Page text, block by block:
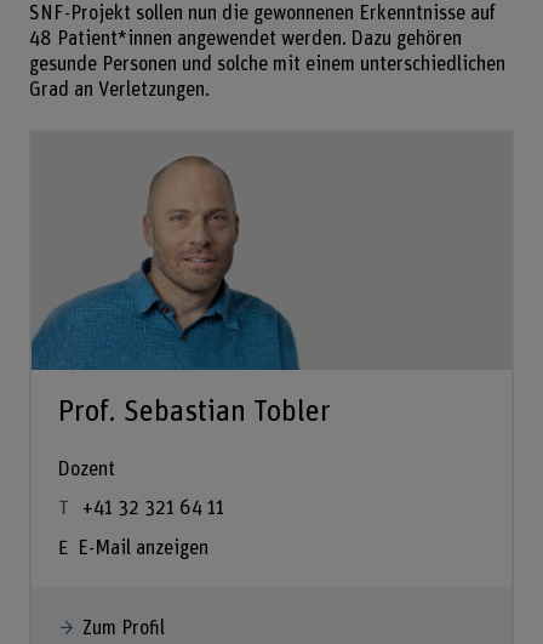
SNF-Projekt sollen nun die gewonnenen Erkenntnisse auf
48 Patient*innen angewendet werden. Dazu gehören
gesunde Personen und solche mit einem unterschiedlichen
Grad an Verletzungen.
Prof. Sebastian Tobler
Dozent
+41 32 321 64 11
E-Mail anzeigen
Zum Profil